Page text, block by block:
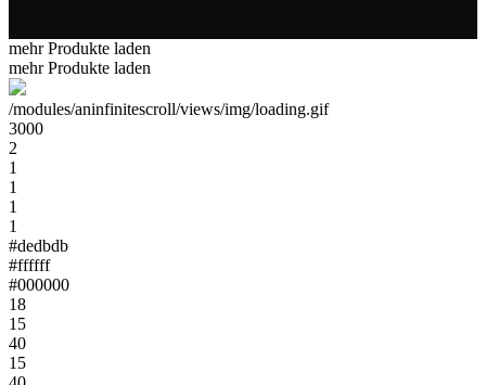
mehr Produkte laden
mehr Produkte laden
/modules/aninfinitescroll/views/img/loading.gif
3000
2
1
1
1
1
#dedbdb
#ffffff
#000000
18
15
40
15